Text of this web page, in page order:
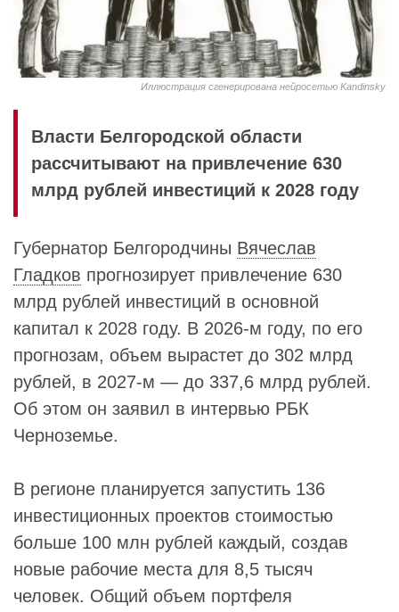
Иллюстрация сгенерирована нейросетью Kandinsky
Власти Белгородской области
рассчитывают на привлечение 630
млрд рублей инвестиций к 2028 году
Губернатор Белгородчины Вячеслав
Гладков прогнозирует привлечение 630
млрд рублей инвестиций в основной
капитал к 2028 году. В 2026-м году, по его
прогнозам, объем вырастет до 302 млрд
рублей, в 2027-м — до 337,6 млрд рублей.
Об этом он заявил в интервью РБК
Черноземье.
В регионе планируется запустить 136
инвестиционных проектов стоимостью
больше 100 млн рублей каждый, создав
новые рабочие места для 8,5 тысяч
человек. Общий объем портфеля